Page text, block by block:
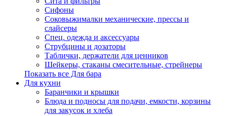
Сифоны
Соковыжималки механические, прессы и
слайсеры
Спец. одежда и аксессуары
Струбцины и дозаторы
Таблички, держатели для ценников
Шейкеры, стаканы смесительные, стрейнеры
Показать все Для бара
Для кухни
Баранчики и крышки
Блюда и подносы для подачи, емкости, корзины
для закусок и хлеба